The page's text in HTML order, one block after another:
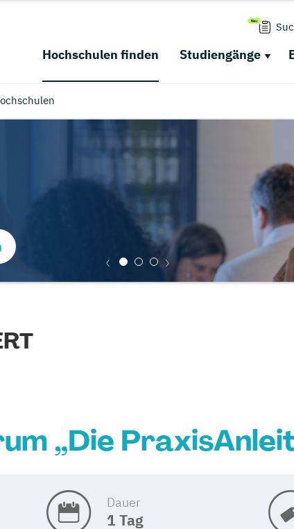
Hochschulen finden Studiengänge
„Die
Dauer
1 Tag